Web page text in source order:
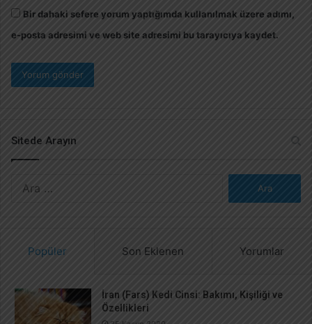
Bir dahaki sefere yorum yaptığımda kullanılmak üzere adımı,
e-posta adresimi ve web site adresimi bu tarayıcıya kaydet.
Sitede Arayın
Popüler Son Eklenen Yorumlar
İran (Fars) Kedi Cinsi: Bakımı, Kişiliği ve
Özellikleri